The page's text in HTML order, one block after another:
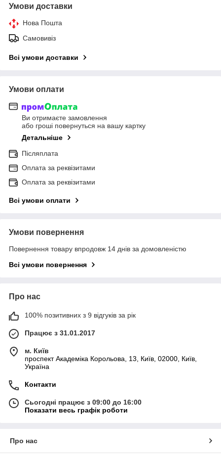
Умови доставки
Нова Пошта
Самовивіз
Всі умови доставки
Умови оплати
Ви отримаєте замовлення
або гроші повернуться на вашу картку
Детальніше
Післяплата
Оплата за реквізитами
Оплата за реквізитами
Всі умови оплати
Умови повернення
Повернення товару впродовж 14 днів за домовленістю
Всі умови повернення
Про нас
100% позитивних з 9 відгуків за рік
Працює з 31.01.2017
м. Київ
проспект Академіка Корольова, 13, Київ, 02000, Київ,
Україна
Контакти
Сьогодні працює з 09:00 до 16:00
Показати весь графік роботи
Про нас